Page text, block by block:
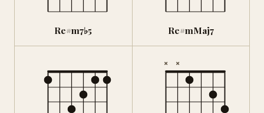
Re#m7♭5 Re#mMaj7
× ×